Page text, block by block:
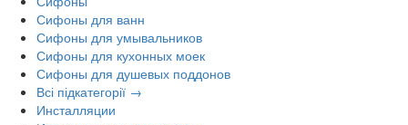
Сифоны для ванн
Сифоны для умывальников
Сифоны для кухонных моек
Сифоны для душевых поддонов
Всі підкатегорії →
Инсталляции